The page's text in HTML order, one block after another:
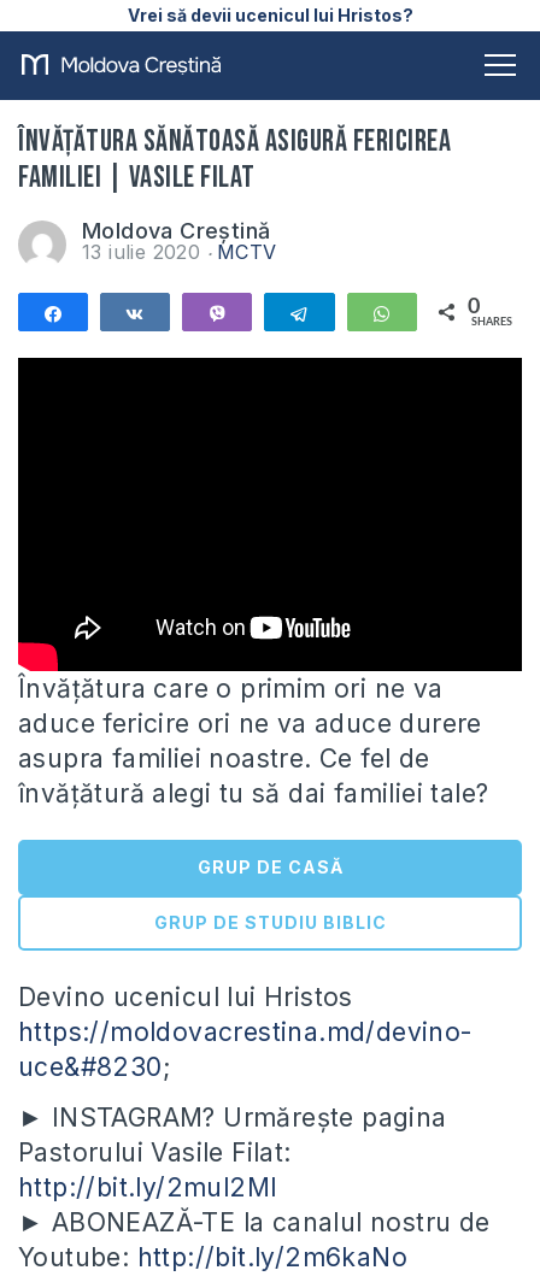
Vrei să devii ucenicul lui Hristos?
Învățătura sănătoasă asigură fericirea
familiei | Vasile Filat
Moldova Creștină
13 iulie 2020 MCTV
Telegram WhatsApp
0
SHARES
Învățătura care o primim ori ne va
aduce fericire ori ne va aduce durere
asupra familiei noastre. Ce fel de
învățătură alegi tu să dai familiei tale?
GRUP DE CASĂ
GRUP DE STUDIU BIBLIC
Devino ucenicul lui Hristos
https://moldovacrestina.md/devino-
uce&#8230;
► INSTAGRAM? Urmărește pagina
Pastorului Vasile Filat:
http://bit.ly/2mul2Ml
► ABONEAZĂ-TE la canalul nostru de
Youtube: http://bit.ly/2m6kaNo